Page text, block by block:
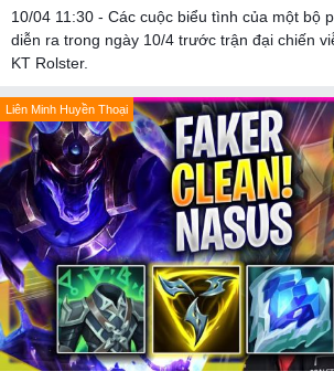
10/04 11:30 - Các cuộc biểu tình của một bộ
diễn ra trong ngày 10/4 trước trận đại chiến
KT Rolster.
Liên Minh Huyền Thoại